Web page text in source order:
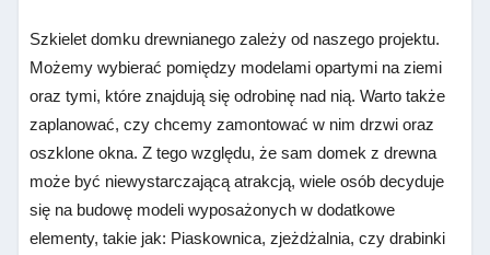
Szkielet domku drewnianego zależy od naszego projektu.
Możemy wybierać pomiędzy modelami opartymi na ziemi
oraz tymi, które znajdują się odrobinę nad nią. Warto także
zaplanować, czy chcemy zamontować w nim drzwi oraz
oszklone okna. Z tego względu, że sam domek z drewna
może być niewystarczającą atrakcją, wiele osób decyduje
się na budowę modeli wyposażonych w dodatkowe
elementy, takie jak: Piaskownica, zjeżdżalnia, czy drabinki